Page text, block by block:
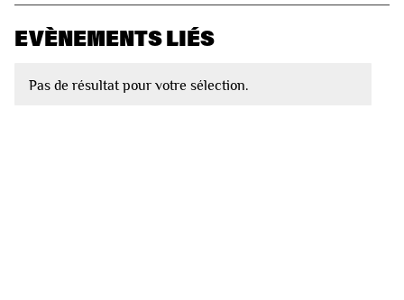
EVÈNEMENTS LIÉS
Pas de résultat pour votre sélection.